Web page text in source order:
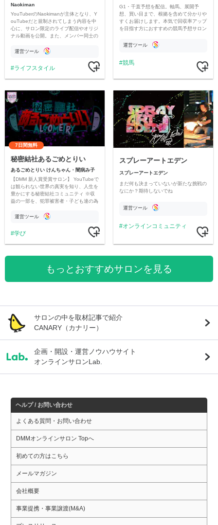
Naokiman
YouTuberのNaokimanが主体となり、Y
ouTubeだと規制されてしまう内容を中
心に、サロン限定のライブ配信やオリジ
ナル動画を公開。また、メンバー同士の
ただいています。
運営ツール
ライフスタイル
G1・千直予想を配信。軸馬、展開予
想、買い目まで、根拠を含めて分かりや
すくお届けします。本気で回収率アップ
を目指す方におすすめの競馬予想サロン
運営ツール
競馬
7日間無料
秘密結社あるごめとりい
あるごめとりい けんちゃん・闇病み子
【DMM 新人賞受賞サロン】 YouTubeで
は観られない世界の真実を知り、人生を
豊かにする秘密結社コミュニティ ※収
益の一部を、犯罪被害者・子ども達の為
す運営ツール
学び
スプレーアートエデン
スプレーアートエデン
まだ何も決まっていないが新たな挑戦の
なにか？期待しないでね
運営ツール
オンラインコミュニティ
もっとおすすめサロンを見る
サロンの中を取材記事で紹介
CANARY（カナリー）
企画・開設・運営ノウハウサイト
オンラインサロンLab.
ヘルプ / お問い合わせ
よくある質問・お問い合わせ
DMMオンラインサロン Topへ
初めての方はこちら
メールマガジン
会社概要
事業提携・事業譲渡(M&A)